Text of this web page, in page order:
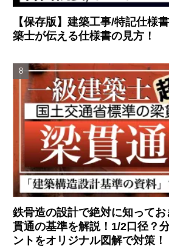
【保存版】建築工事/特記仕様
築士が伝える仕様書の見方！
鉄骨造の設計で絶対に知って
貫通の基準を解説！1/2口径？
ントをオリジナル図解で対策！